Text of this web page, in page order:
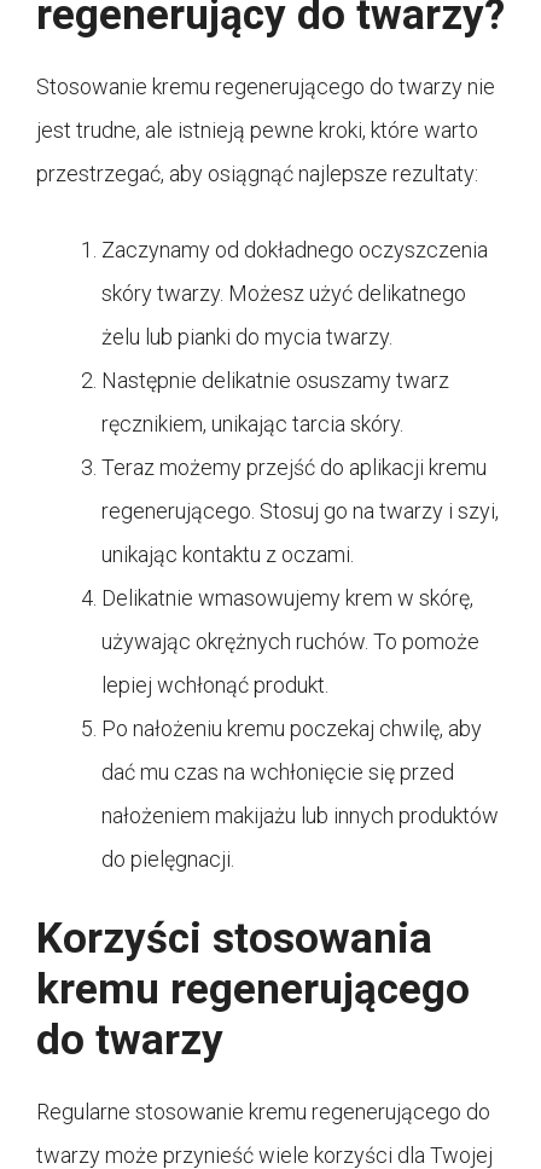
regenerujący do twarzy?
Stosowanie kremu regenerującego do twarzy nie
jest trudne, ale istnieją pewne kroki, które warto
przestrzegać, aby osiągnąć najlepsze rezultaty:
Zaczynamy od dokładnego oczyszczenia
skóry twarzy. Możesz użyć delikatnego
żelu lub pianki do mycia twarzy.
Następnie delikatnie osuszamy twarz
ręcznikiem, unikając tarcia skóry.
Teraz możemy przejść do aplikacji kremu
regenerującego. Stosuj go na twarzy i szyi,
unikając kontaktu z oczami.
Delikatnie wmasowujemy krem w skórę,
używając okrężnych ruchów. To pomoże
lepiej wchłonąć produkt.
Po nałożeniu kremu poczekaj chwilę, aby
dać mu czas na wchłonięcie się przed
nałożeniem makijażu lub innych produktów
do pielęgnacji.
Korzyści stosowania
kremu regenerującego
do twarzy
Regularne stosowanie kremu regenerującego do
twarzy może przynieść wiele korzyści dla Twojej